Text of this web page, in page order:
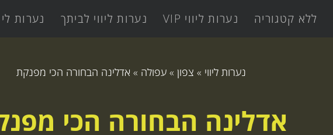
ללא קטגוריה נערות ליווי VIP נערות ליווי לביתך נערות
נערות ליווי » צפון »עפולה » אדלינה הבחורה הכי מפנקת
אדלינה הבחורה הכי